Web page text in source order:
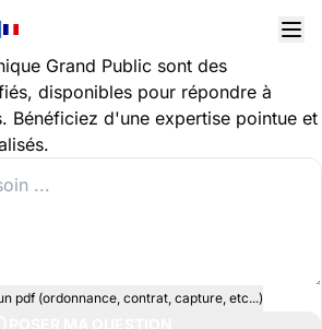
dans le domaine Électronique
Grand Public sont des
disponibles pour répondre à
Bénéficiez d'une expertise pointue et
pdf (ordonnance, contrat, capture, etc...)